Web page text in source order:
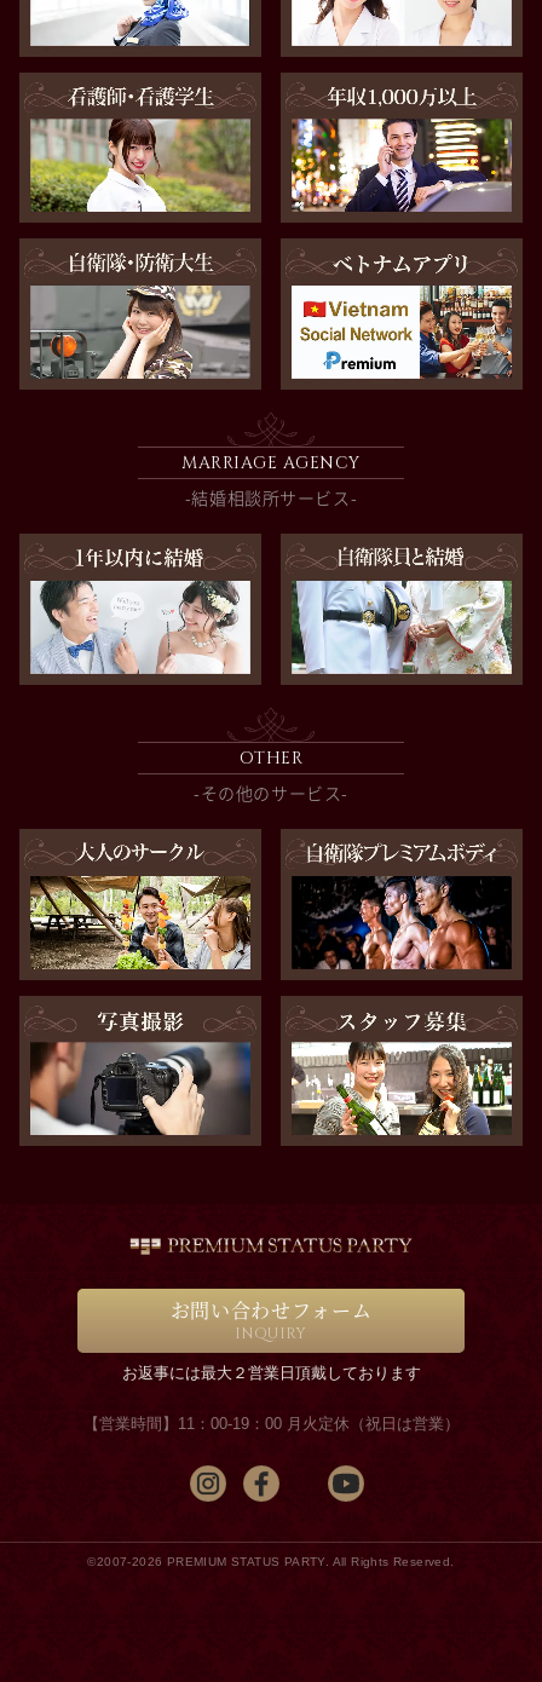
MARRIAGE AGENCY
-結婚相談所サービス-
OTHER
-その他のサービス-
お問い合わせフォーム
INQUIRY
お返事には最大２営業日頂戴しております
【営業時間】11：00-19：00 月火定休（祝日は営業）
©2007-2026 PREMIUM STATUS PARTY. All Rights Reserved.